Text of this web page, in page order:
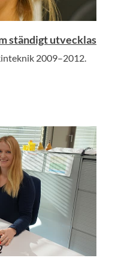
ständigt utvecklas
2009–2012.